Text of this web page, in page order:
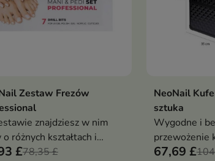
Dodaj do koszyka
Zestaw Frezów
znajdziesz w nim
o różnych kształtach i
£78,35 £

NeoNail
sztuka
Wygodne i
przewożenie
67,69 £